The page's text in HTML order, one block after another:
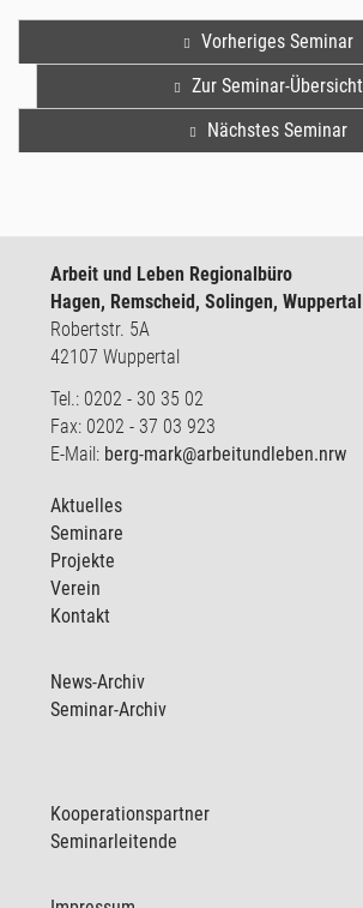
Vorheriges Seminar
Zur Seminar-Übersicht
Nächstes Seminar
Arbeit und Leben Regionalbüro
Hagen, Remscheid, Solingen, Wuppertal
Robertstr. 5A
42107 Wuppertal
Tel.: 0202 - 30 35 02
Fax: 0202 - 37 03 923
E-Mail: berg-mark@arbeitundleben.nrw
Aktuelles
Seminare
Projekte
Verein
Kontakt
News-Archiv
Seminar-Archiv
Kooperationspartner
Seminarleitende